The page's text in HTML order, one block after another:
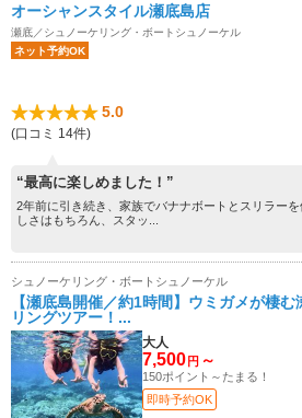
オーシャンスタイル瀬底島店
瀬底／シュノーケリング・ボートシュノーケル
ネット予約OK
5.0
(口コミ 14件)
“最高に楽しめました！”
2年前に引き続き、家族でバナナボートとスリラー
しさはもちろん、スタッ...
シュノーケリング・ボートシュノーケル
【瀬底島開催／約1時間】ウミガメが棲
リングツアー！...
大人
7,500 円 ～
150ポイント～たまる！
即時予約OK